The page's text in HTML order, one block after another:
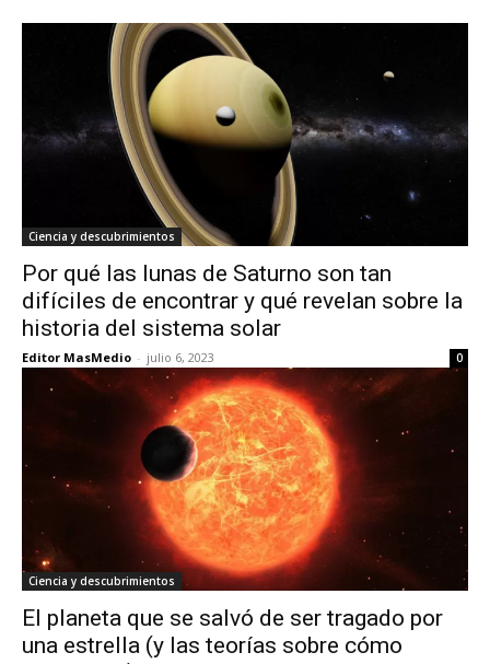
Ciencia y descubrimientos
Por qué las lunas de Saturno son tan
difíciles de encontrar y qué revelan sobre la
historia del sistema solar
Editor MasMedio - julio 6, 2023 0
Ciencia y descubrimientos
El planeta que se salvó de ser tragado por
una estrella (y las teorías sobre cómo